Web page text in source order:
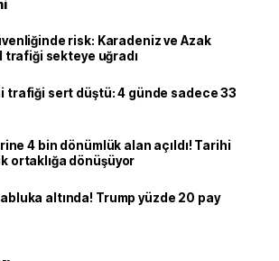
risk: Karadeniz ve Azak
trafiği sekteye uğradı
trafiği sert düştü: 4 günde sadece 33
4 bin dönümlük alan açıldı! Tarihi
ortaklığa dönüşüyor
abluka altında! Trump yüzde 20 pay